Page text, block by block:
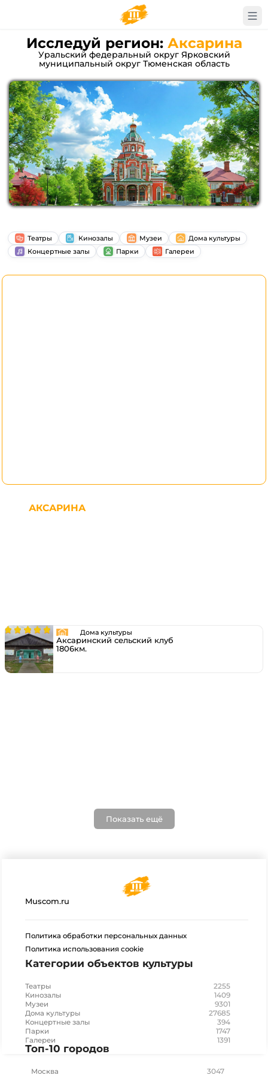
Исследуй регион: Аксарина
Уральский федеральный округ Ярковский
муниципальный округ Тюменская область
Театры Кинозалы Музеи
Дома культуры
Концертные залы
Парки Галереи
АКСАРИНА
Дома культуры
Аксаринский сельский клуб
1806км.
Показать ещё
Muscom.ru
Политика обработки персональных данных
Политика использования cookie
Категории объектов культуры
Театры 2255
Кинозалы 1409
Музеи 9301
Дома культуры 27685
Концертные залы 394
Парки 1747
Галереи 1391
Топ-10 городов
Москва 3047